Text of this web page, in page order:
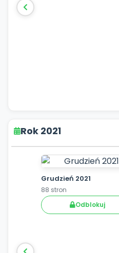
Rok 2021
Grudzień 2021
88 stron
Odblokuj